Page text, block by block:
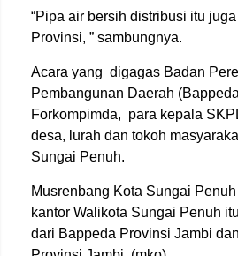
“Pipa air bersih distribusi itu
Provinsi, ” sambungnya.
Acara yang digagas Badan
Pembangunan Daerah
Forkompimda, para kepala
desa, lurah dan tokoh
Sungai Penuh.
Musrenbang Kota Sungai
kantor Walikota Sungai Penuh
dari Bappeda Provinsi Jambi